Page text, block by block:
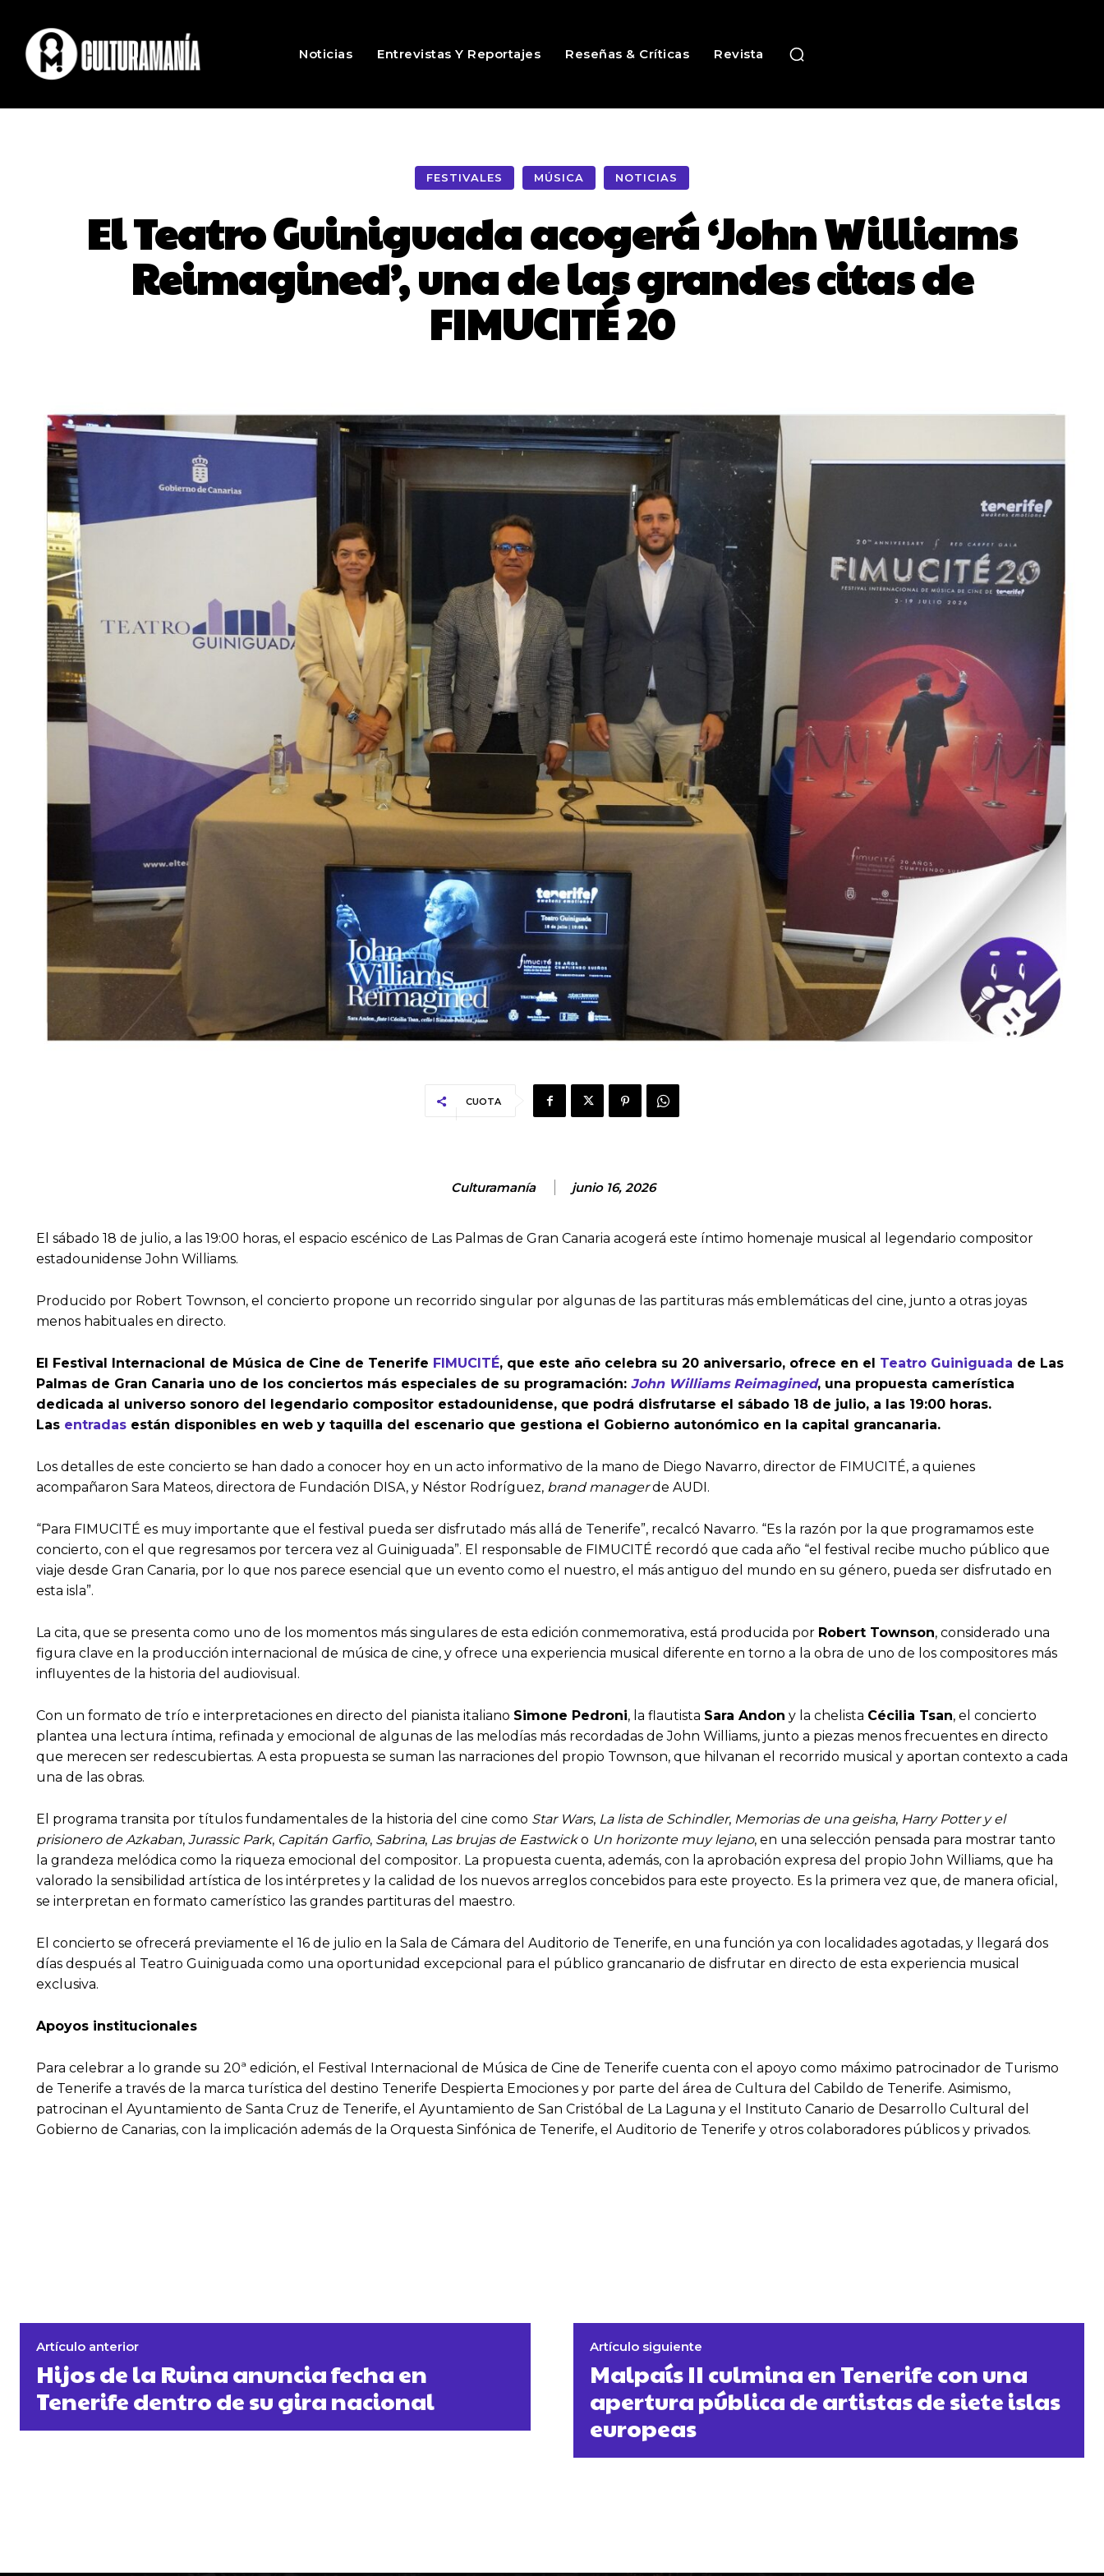
Noticias Entrevistas Y Reportajes Reseñas & Críticas Revista
FESTIVALES MÚSICA NOTICIAS
El Teatro Guiniguada acogerá ‘John Williams
Reimagined’, una de las grandes citas de
FIMUCITÉ 20
CUOTA
Culturamanía junio 16, 2026
El sábado 18 de julio, a las 19:00 horas, el espacio escénico de Las Palmas de Gran Canaria acogerá este íntimo homenaje musical al legendario compositor
estadounidense John Williams.
Producido por Robert Townson, el concierto propone un recorrido singular por algunas de las partituras más emblemáticas del cine, junto a otras joyas
menos habituales en directo.
El Festival Internacional de Música de Cine de Tenerife FIMUCITÉ, que este año celebra su 20 aniversario, ofrece en el Teatro Guiniguada de Las
Palmas de Gran Canaria uno de los conciertos más especiales de su programación: John Williams Reimagined, una propuesta camerística
dedicada al universo sonoro del legendario compositor estadounidense, que podrá disfrutarse el sábado 18 de julio, a las 19:00 horas.
Las entradas están disponibles en web y taquilla del escenario que gestiona el Gobierno autonómico en la capital grancanaria.
Los detalles de este concierto se han dado a conocer hoy en un acto informativo de la mano de Diego Navarro, director de FIMUCITÉ, a quienes
acompañaron Sara Mateos, directora de Fundación DISA, y Néstor Rodríguez, brand managerde AUDI.
“Para FIMUCITÉ es muy importante que el festival pueda ser disfrutado más allá de Tenerife”, recalcó Navarro. “Es la razón por la que programamos este
concierto, con el que regresamos por tercera vez al Guiniguada”. El responsable de FIMUCITÉ recordó que cada año “el festival recibe mucho público que
viaje desde Gran Canaria, por lo que nos parece esencial que un evento como el nuestro, el más antiguo del mundo en su género, pueda ser disfrutado en
esta isla”.
La cita, que se presenta como uno de los momentos más singulares de esta edición conmemorativa, está producida por Robert Townson, considerado una
figura clave en la producción internacional de música de cine, y ofrece una experiencia musical diferente en torno a la obra de uno de los compositores más
influyentes de la historia del audiovisual.
Con un formato de trío e interpretaciones en directo del pianista italiano Simone Pedroni, la flautista Sara Andon y la chelista Cécilia Tsan, el concierto
plantea una lectura íntima, refinada y emocional de algunas de las melodías más recordadas de John Williams, junto a piezas menos frecuentes en directo
que merecen ser redescubiertas. A esta propuesta se suman las narraciones del propio Townson, que hilvanan el recorrido musical y aportan contexto a cada
una de las obras.
El programa transita por títulos fundamentales de la historia del cine como Star Wars, La lista de Schindler, Memorias de una geisha, Harry Potter y el
prisionero de Azkaban, Jurassic Park, Capitán Garfio, Sabrina, Las brujas de Eastwicko Un horizonte muy lejano, en una selección pensada para mostrar tanto
la grandeza melódica como la riqueza emocional del compositor. La propuesta cuenta, además, con la aprobación expresa del propio John Williams, que ha
valorado la sensibilidad artística de los intérpretes y la calidad de los nuevos arreglos concebidos para este proyecto. Es la primera vez que, de manera oficial,
se interpretan en formato camerístico las grandes partituras del maestro.
El concierto se ofrecerá previamente el 16 de julio en la Sala de Cámara del Auditorio de Tenerife, en una función ya con localidades agotadas, y llegará dos
días después al Teatro Guiniguada como una oportunidad excepcional para el público grancanario de disfrutar en directo de esta experiencia musical
exclusiva.
Apoyos institucionales
Para celebrar a lo grande su 20ª edición, el Festival Internacional de Música de Cine de Tenerife cuenta con el apoyo como máximo patrocinador de Turismo
de Tenerife a través de la marca turística del destino Tenerife Despierta Emociones y por parte del área de Cultura del Cabildo de Tenerife. Asimismo,
patrocinan el Ayuntamiento de Santa Cruz de Tenerife, el Ayuntamiento de San Cristóbal de La Laguna y el Instituto Canario de Desarrollo Cultural del
Gobierno de Canarias, con la implicación además de la Orquesta Sinfónica de Tenerife, el Auditorio de Tenerife y otros colaboradores públicos y privados.
Artículo anterior
Hijos de la Ruina anuncia fecha en
Tenerife dentro de su gira nacional
Artículo siguiente
Malpaís II culmina en Tenerife con una
apertura pública de artistas de siete islas
europeas